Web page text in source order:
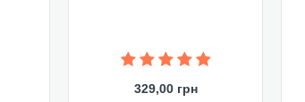
329,00 грн